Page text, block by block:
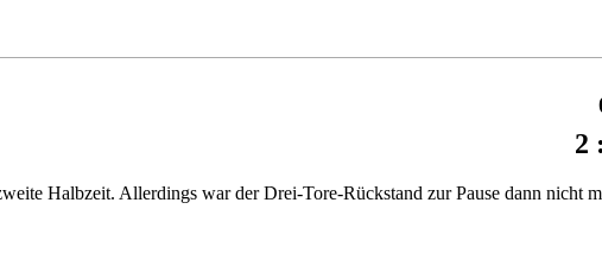
2
Halbzeit. Allerdings war der Drei-Tore-Rückstand zur Pause dann nicht